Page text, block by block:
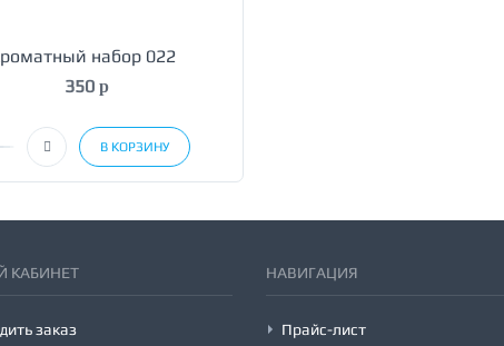
набор 022
350p
В КОРЗИНУ
КАБИНЕТ
заказ
НАВИГАЦИЯ
Прайс-лист